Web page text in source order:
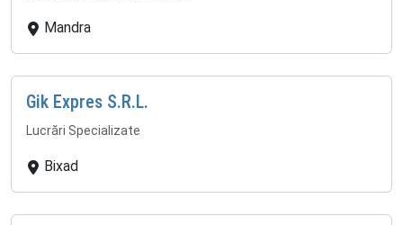
Mandra
Gik Expres S.R.L.
Lucrări Specializate
Bixad